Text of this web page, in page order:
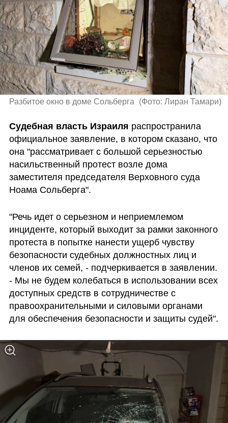
Разбитое окно в доме Сольберга (Фото: Лиран Тамари)
Судебная власть Израиля распространила
официальное заявление, в котором сказано, что
она "рассматривает с большой серьезностью
насильственный протест возле дома
заместителя председателя Верховного суда
Ноама Сольберга".
"Речь идет о серьезном и неприемлемом
инциденте, который выходит за рамки законного
протеста в попытке нанести ущерб чувству
безопасности судебных должностных лиц и
членов их семей, - подчеркивается в заявлении.
- Мы не будем колебаться в использовании всех
доступных средств в сотрудничестве с
правоохранительными и силовыми органами
для обеспечения безопасности и защиты судей".